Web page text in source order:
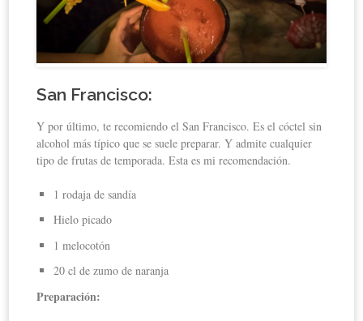
San Francisco:
Y por último, te recomiendo el San Francisco. Es el cóctel sin
alcohol más típico que se suele preparar. Y admite cualquier
tipo de frutas de temporada. Esta es mi recomendación.
1 rodaja de sandía
Hielo picado
1 melocotón
20 cl de zumo de naranja
Preparación: